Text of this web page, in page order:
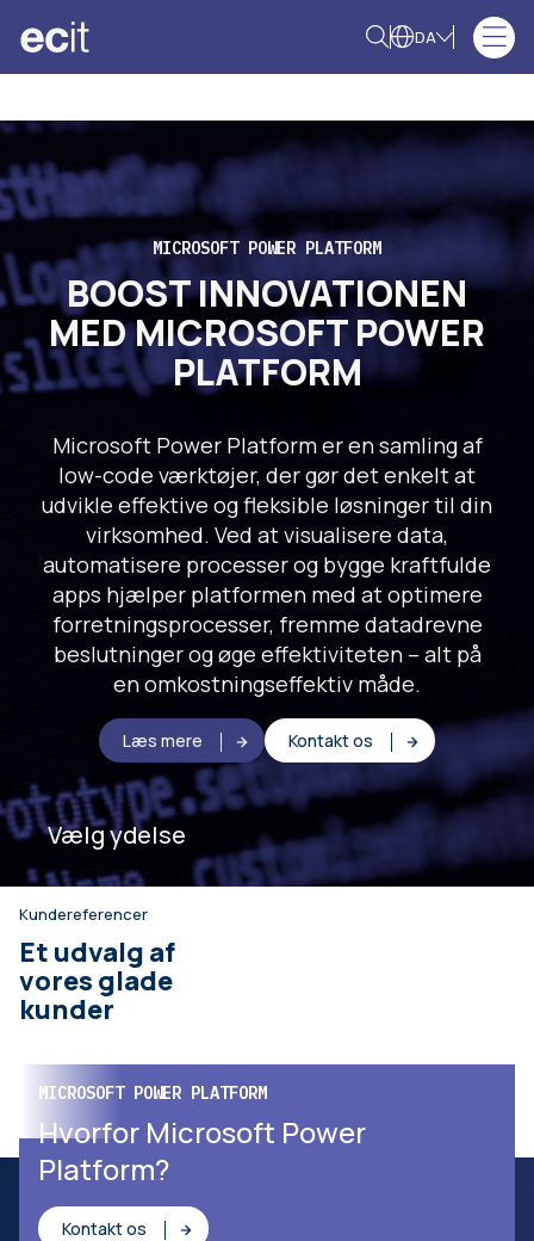
DA
MICROSOFT POWER PLATFORM
BOOST INNOVATIONEN
MED MICROSOFT POWER
PLATFORM
Microsoft Power Platform er en samling af
low-code værktøjer, der gør det enkelt at
udvikle effektive og fleksible løsninger til din
virksomhed. Ved at visualisere data,
automatisere processer og bygge kraftfulde
apps hjælper platformen med at optimere
forretningsprocesser, fremme datadrevne
beslutninger og øge effektiviteten – alt på
en omkostningseffektiv måde.
Læs mere Kontakt os
Vælg ydelse
Kundereferencer
Et udvalg af
vores glade
kunder
ECIT – DIN SYSTEMPARTNER
Northern Partners valgte ECIT
MICROSOFT POWER PLATFORM
Hvorfor Microsoft Power
Platform?
Kontakt os